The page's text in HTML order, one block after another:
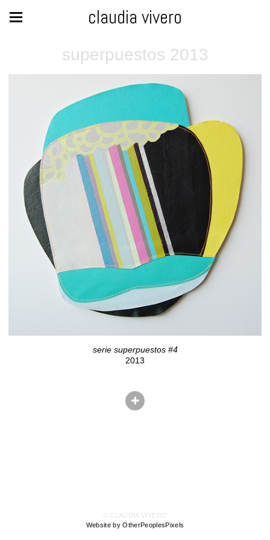
claudia vivero
superpuestos 2013
serie superpuestos #4
2013
© CLAUDIA VIVERO
Website by OtherPeoplesPixels